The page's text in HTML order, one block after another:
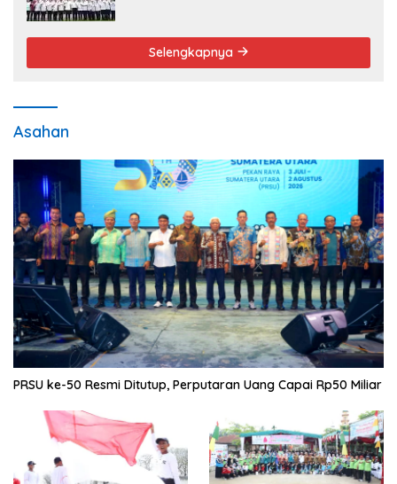
Selengkapnya
Asahan
PRSU ke-50 Resmi Ditutup, Perputaran Uang Capai Rp50 Miliar